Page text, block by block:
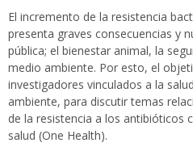
El incremento de la resistencia
presenta graves consecuencias y
pública; el bienestar animal, la
medio ambiente. ​Por esto, el
investigadores vinculados a la
ambiente, para discutir temas
de la resistencia a los antibióticos
salud (One Health).​